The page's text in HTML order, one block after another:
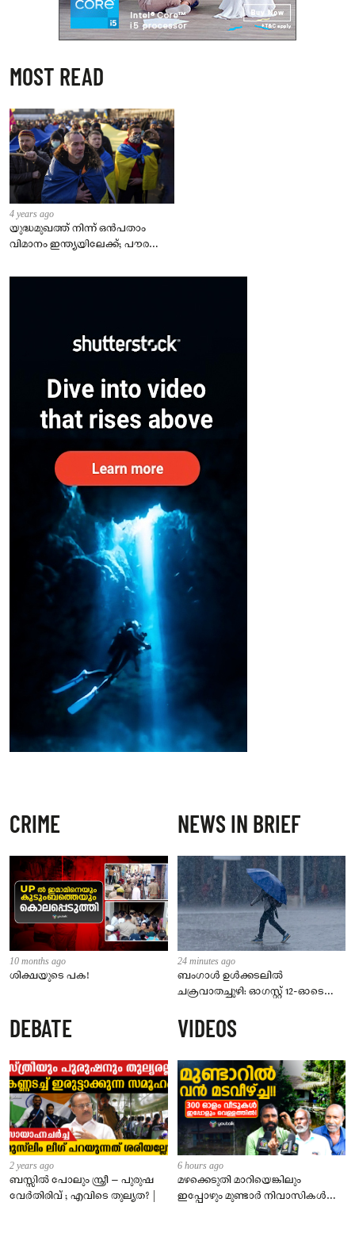
MOST READ
4 years ago
യുദ്ധമുഖത്ത് നിന്ന് ഒൻപതാം
വിമാനം ഇന്ത്യയിലേക്ക്; പൗരന്മാർ
– കേന്ദ്രം
CRIME
10 months ago
ശിക്ഷയുടെ പക!
NEWS IN BRIEF
24 minutes ago
ബംഗാൾ ഉൾക്കടലിൽ
ചക്രവാതച്ചുഴി: ഓഗസ്റ്റ് 12-ഓടെ
ദിവസം മഴ മുന്നറിയിപ്പ്
DEBATE
2 years ago
ബസ്സിൽ പോലും സ്ത്രീ – പുരുഷ
വേർതിരിവ് ; എവിടെ തുല്യത? |
VIDEOS
6 hours ago
മഴക്കെടുതി മാറിയെങ്കിലും
ഇപ്പോഴും മുണ്ടാർ നിവാസികൾ